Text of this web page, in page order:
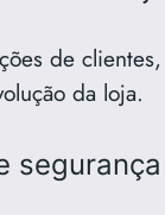
de
da loja.